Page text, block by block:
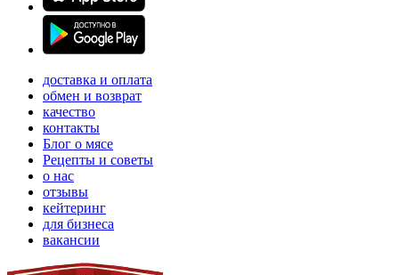
доставка и оплата
обмен и возврат
качество
контакты
Блог о мясе
Рецепты и советы
о нас
отзывы
кейтеринг
для бизнеса
вакансии